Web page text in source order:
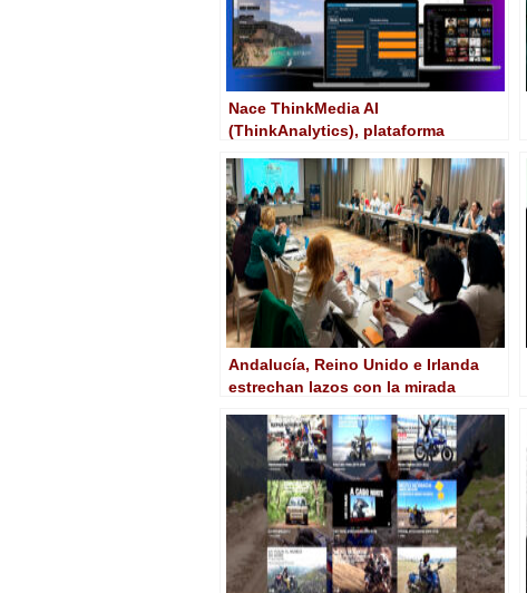
Nace ThinkMedia AI
(ThinkAnalytics), plataforma
monetización y publicidad
Andalucía, Reino Unido e Irlanda
estrechan lazos con la mirada
audiovisuales